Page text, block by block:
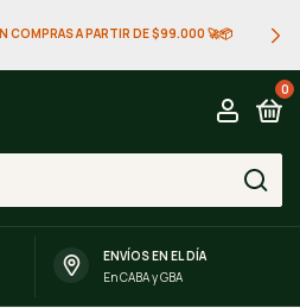
COMPRAS A PARTIR DE $99.000 🚀📦
0
ENVÍOS EN EL DÍA
En CABA y GBA